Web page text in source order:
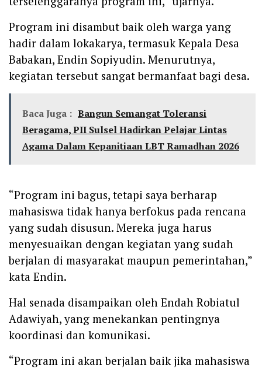
Program ini disambut baik oleh warga yang
hadir dalam lokakarya, termasuk Kepala Desa
Babakan, Endin Sopiyudin. Menurutnya,
kegiatan tersebut sangat bermanfaat bagi desa.
Baca Juga : Bangun Semangat Toleransi
Beragama, PII Sulsel Hadirkan Pelajar Lintas
Agama Dalam Kepanitiaan LBT Ramadhan 2026
“Program ini bagus, tetapi saya berharap
mahasiswa tidak hanya berfokus pada rencana
yang sudah disusun. Mereka juga harus
menyesuaikan dengan kegiatan yang sudah
berjalan di masyarakat maupun pemerintahan,”
kata Endin.
Hal senada disampaikan oleh Endah Robiatul
Adawiyah, yang menekankan pentingnya
koordinasi dan komunikasi.
“Program ini akan berjalan baik jika mahasiswa